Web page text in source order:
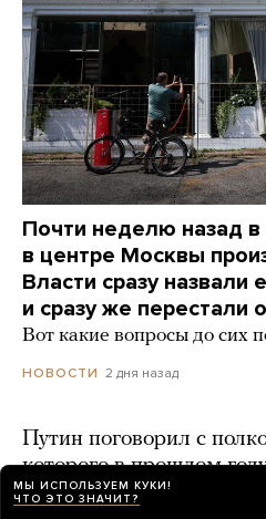
Почти неделю назад в
в центре Москвы
Власти сразу назвали
и сразу же перестали
Вот какие вопросы до сих
НОВОСТИ 2 дня назад
Путин поговорил с
которого в прошлом
блогеры
МЫ ИСПОЛЬЗУЕМ КУКИ!
ЧТО ЭТО ЗНАЧИТ?